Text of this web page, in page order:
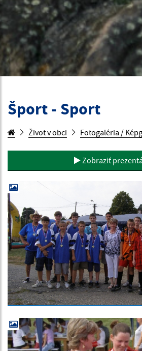
Šport - Sport
Život v obci Fotogaléria /
Zobraziť